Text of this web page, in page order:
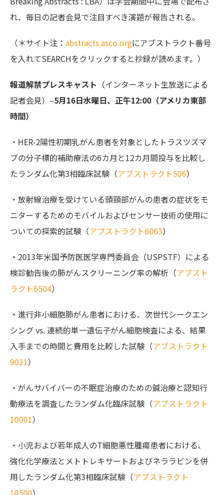
れ、毎日の記者会見で注目すべき演題が報告される。
（＊サイト注： abstracts.asco.orgにアブストラクト番号
を入れてSEARCHをクリックすると抄録が読めます。）
報道解禁プレスキャスト （インターネット生放送による
記者会見）–5月16日水曜日、正午12:00（アメリカ東部
時間）
・HER-2陽性初期乳がん患者を対象としたトラスツズマ
ブの分子標的補助療法の6カ月と12カ月間投与を比較し
たランダム化第3相臨床試験（アブストラクト506）
・放射線治療を受けている頭頸部がんの患者の症状をモ
ニターするためのモバイルおよびセンサー技術の使用に
ついての探索的試験（アブストラクト6063）
・2013年米国予防医医学専門委員会（USPSTF）による
検診勧告後の肺がんスクリーニング率の解析（アブスト
ラクト6504）
・進行非小細胞肺がん患者における、次世代シークエン
シング vs. 連続的単一遺伝子がん細胞検査による、結果
入手までの時間と費用を比較した試験（アブストラクト
9031）
・がんサバイバーの不眠症治療のための鍼治療と認知行
動療法を調査したランダム化臨床試験（アブストラクト
10001）
・小児および若年成人のT細胞悪性腫瘍患者における、
強化化学療法とメトトレキサートおよびネララビンを併
用したランダム化第3相臨床試験（アブストラクト
10500）